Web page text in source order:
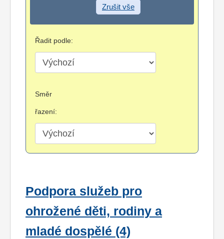
Zrušit vše
Řadit podle:
Směr
řazení:
Podpora služeb pro
ohrožené děti, rodiny a
mladé dospělé (4)